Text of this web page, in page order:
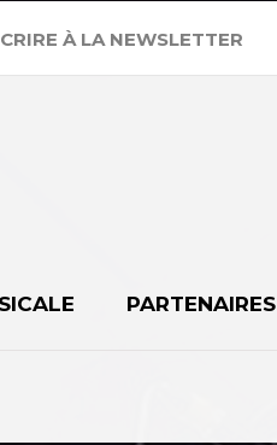
À LA NEWSLETTER
PARTENAIRES